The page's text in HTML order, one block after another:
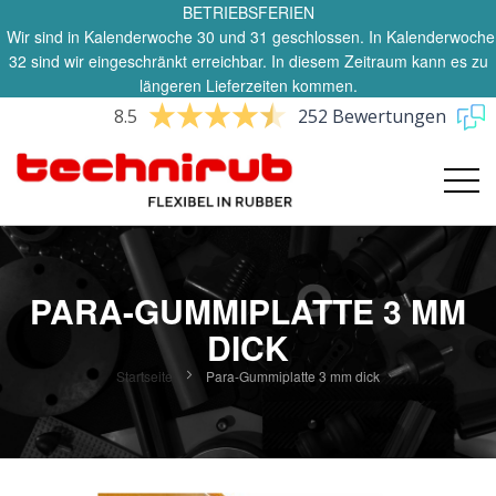
BETRIEBSFERIEN
Wir sind in Kalenderwoche 30 und 31 geschlossen. In Kalenderwoche
32 sind wir eingeschränkt erreichbar. In diesem Zeitraum kann es zu
längeren Lieferzeiten kommen.
8.5 252 Bewertungen
PARA-GUMMIPLATTE 3 MM
DICK
Startseite Para-Gummiplatte 3 mm dick